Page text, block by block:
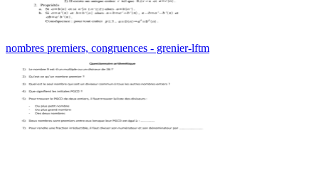
nombres premiers, congruences - grenier-lftm